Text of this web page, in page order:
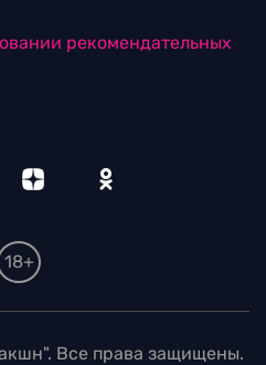
рекомендательных
18+
Все права защищены.